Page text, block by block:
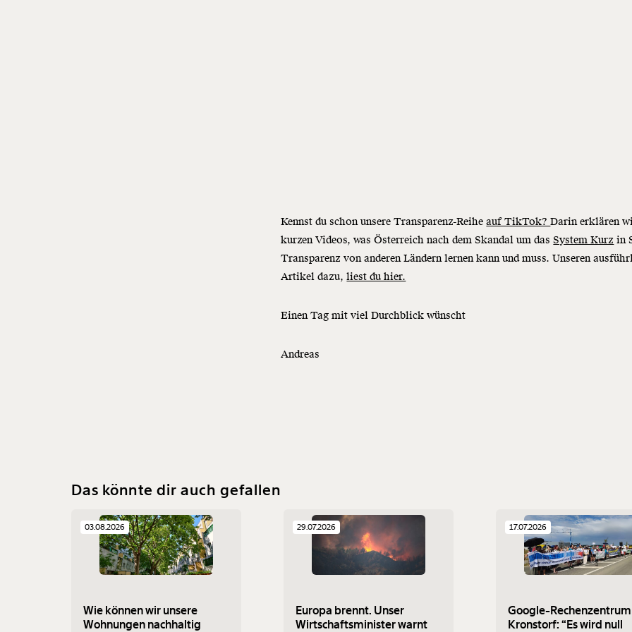
Kennst du schon unsere Transparenz-Reiheauf TikTok?Darin erklären
kurzen Videos, was Österreich nach dem Skandal um dasSystem Kurz in
Transparenz von anderen Ländern lernen kann und muss. Unseren
Artikel dazu,liest du hier.
Einen Tag mit viel Durchblick wünscht
Andreas
Das könnte dir auch gefallen
03.08.2026
Wie können wir unsere
Wohnungen nachhaltig
29.07.2026
Europa brennt. Unser
Wirtschaftsminister warnt
17.07.2026
Google-
Kronstorf: “Es wird null